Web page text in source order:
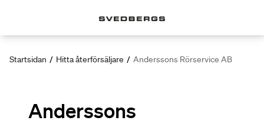
Startsidan / Hitta återförsäljare / Anderssons Rörservice AB
Anderssons